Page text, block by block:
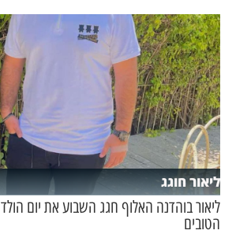
ליאור חוגג
ליאור בוהדנה האלוף חגג השבוע את יום
הטובים